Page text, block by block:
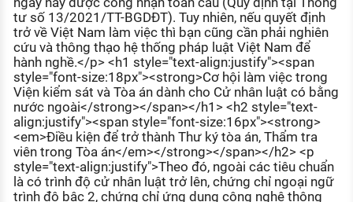
tư số 13/2021/TT-BGDĐT). Tuy nhiên, nếu quyết định
trở về Việt Nam làm việc thì bạn cũng cần phải nghiên
cứu và thông thạo hệ thống pháp luật Việt Nam để
hành nghề.</p> <h1 style="text-align:justify"><span
style="font-size:18px"><strong>Cơ hội làm việc trong
Viện kiểm sát và Tòa án dành cho Cử nhân luật có bằng
nước ngoài</strong></span></h1> <h2 style="text-
align:justify"><span style="font-size:16px"><strong>
<em>Điều kiện để trở thành Thư ký tòa án, Thẩm tra
viên trong Tòa án</em></strong></span></h2> <p
style="text-align:justify">Theo đó, ngoài các tiêu chuẩn
là có trình độ cử nhân luật trở lên, chứng chỉ ngoại ngữ
trình độ bậc 2, chứng chỉ ứng dụng công nghệ thông